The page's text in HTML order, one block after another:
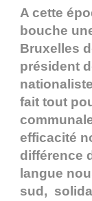
A cette
bouche
Bruxelles
président
fait tout
efficacité
différence
langue
sud,